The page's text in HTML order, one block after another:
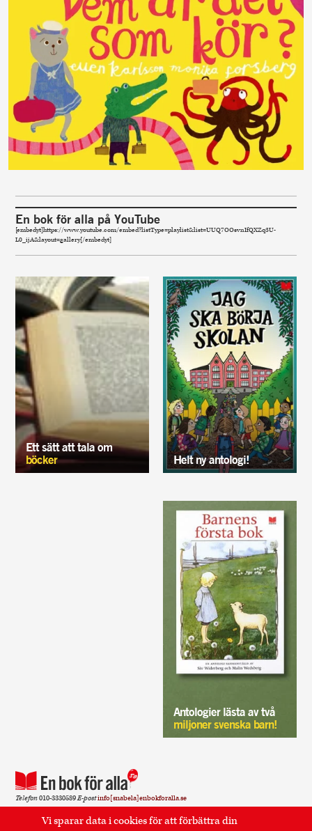
Vi sparar data i cookies för att förbättra din
En bok för alla på YouTube
[embedyt]https://www.youtube.com/embed?listType=playlist&list=UUQ7OOsvnIfQXZq3U-
L0_ijA&layout=gallery[/embedyt]
Ett sätt att tala om
böcker
Helt ny antologi!
Antologier lästa av två
miljoner svenska barn!
Telefon010-3330589E-postinfo[snabela]enbokforalla.se
Sidan använder cookies. Läs mer